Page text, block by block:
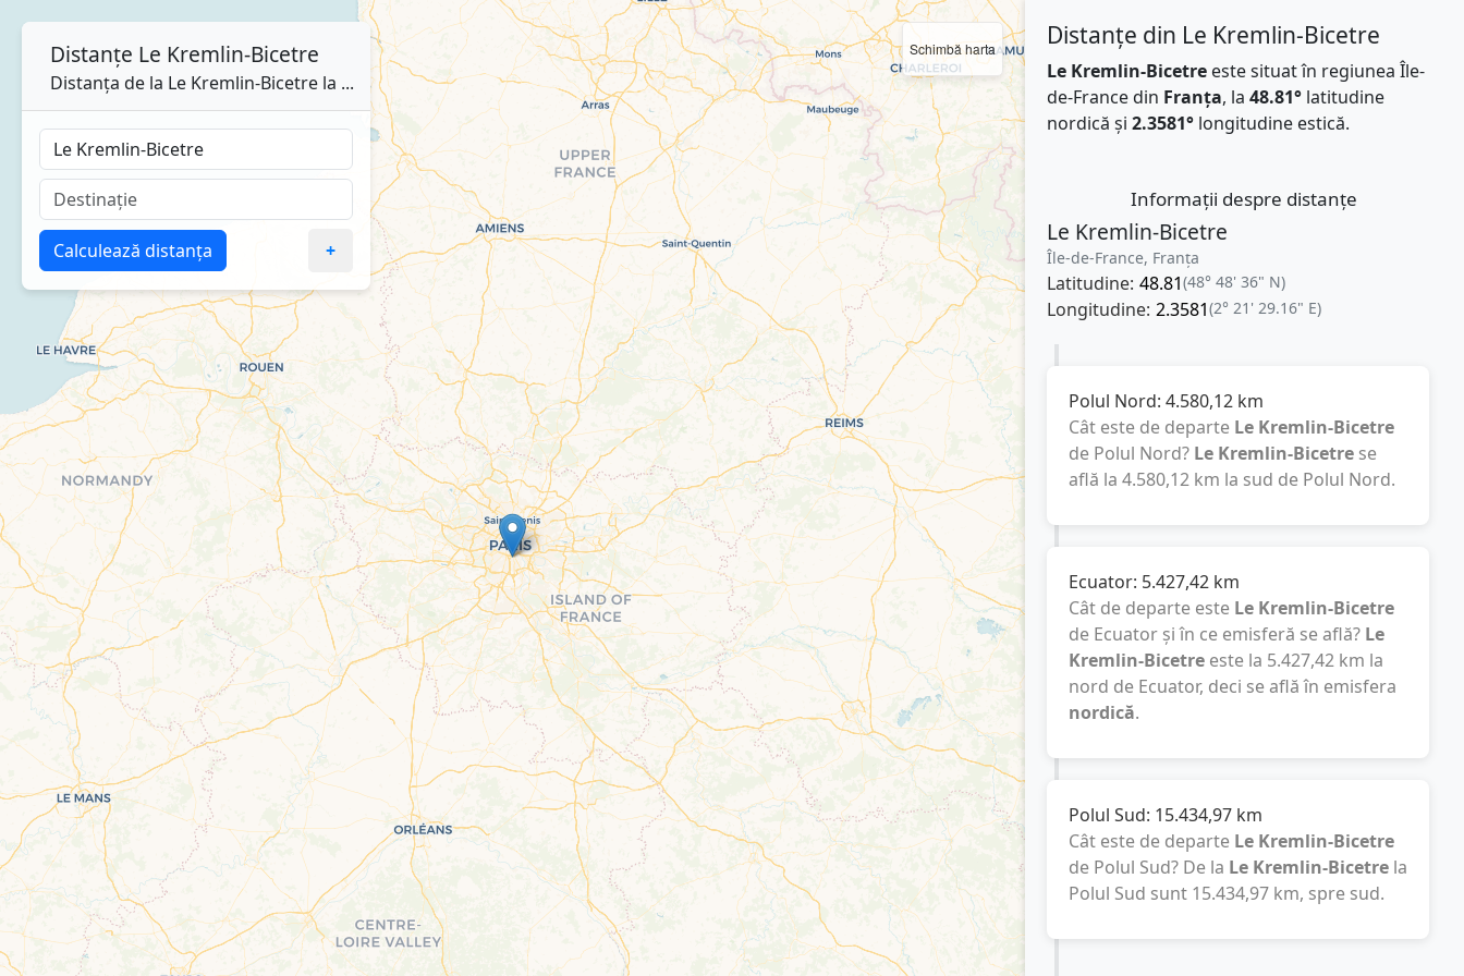
Schimbă harta Distanțe din Le Kremlin-Bicetre
Le Kremlin-Bicetreeste situat în regiunea Île-
de-France din Franţa, la 48.81°latitudine
nordică și 2.3581°longitudine estică.
Informații despre distanțe
Le Kremlin-Bicetre
Île-de-France, Franţa
Latitudine: 48.81(48° 48' 36" N)
Longitudine: 2.3581(2° 21' 29.16" E)
Polul Nord: 4.580,12 km
Cât este de departe Le Kremlin-Bicetre
de Polul Nord? Le Kremlin-Bicetrese
află la 4.580,12 km la sud de Polul Nord.
Ecuator: 5.427,42 km
Cât de departe este Le Kremlin-Bicetre
de Ecuator și în ce emisferă se află? Le
Kremlin-Bicetreeste la 5.427,42 km la
nord de Ecuator, deci se află în emisfera
nordică.
Polul Sud: 15.434,97 km
Cât este de departe Le Kremlin-Bicetre
de Polul Sud? De la Le Kremlin-Bicetrela
Polul Sud sunt 15.434,97 km, spre sud.
Distanțe Le Kremlin-Bicetre
Distanța de la Le Kremlin-Bicetre la ...
Calculează distanța +